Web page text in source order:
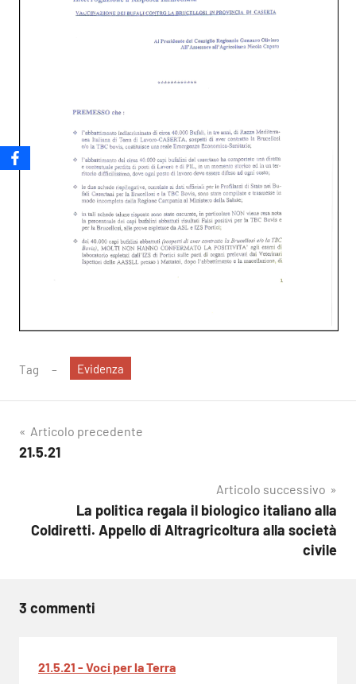
Tag Evidenza
Navigazione
articoli
Articolo precedente
21.5.21
Articolo successivo
La politica regala il biologico italiano alla
Coldiretti. Appello di Altragricoltura alla società
civile
3 commenti
21.5.21 - Voci per la Terra